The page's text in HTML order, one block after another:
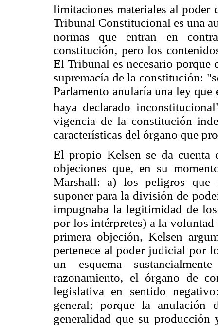
limitaciones materiales al poder
Tribunal Constitucional es una
normas que entran en
constitución, pero los
El Tribunal es necesario porque
supremacía de la constitución:
Parlamento anularía una ley
haya declarado
vigencia de la constitución
características del órgano que
El propio Kelsen se da cuenta
objeciones que, en su
Marshall: a) los peligros que
suponer para la división de
impugnaba la legitimidad de
por los intérpretes) a la
primera objeción, Kelsen
pertenece al poder judicial por
un esquema
razonamiento, el órgano de
legislativa en sentido
general; porque la
generalidad que su